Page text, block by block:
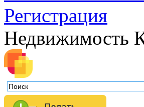
Регистрация
Недвижимость